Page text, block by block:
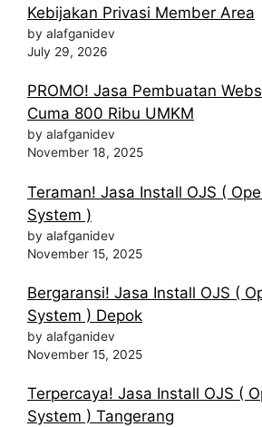
Kebijakan Privasi Member Area
by alafganidev
July 29, 2026
PROMO! Jasa Pembuatan
Cuma 800 Ribu UMKM
by alafganidev
November 18, 2025
Teraman! Jasa Install OJS (
System )
by alafganidev
November 15, 2025
Bergaransi! Jasa Install OJS (
System ) Depok
by alafganidev
November 15, 2025
Terpercaya! Jasa Install OJS (
System ) Tangerang